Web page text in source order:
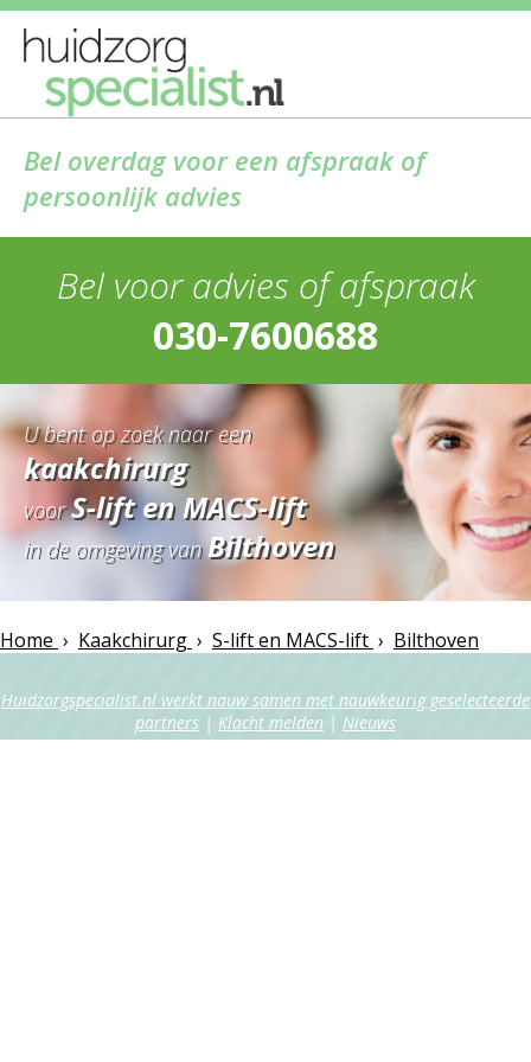
Bel overdag voor een afspraak of
persoonlijk advies
Bel voor advies of afspraak
030-7600688
U bent op zoek naar een
kaakchirurg
voorS-lift en MACS-lift
in de omgeving vanBilthoven
Home › Kaakchirurg › S-lift en MACS-lift › Bilthoven
Huidzorgspecialist.nl werkt nauw samen met nauwkeurig geselecteerde
partners | Klacht melden | Nieuws